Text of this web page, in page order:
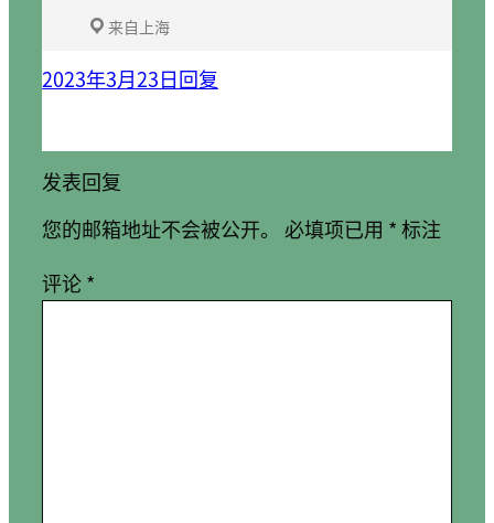
来自上海
2023年3月23日回复
发表回复
您的邮箱地址不会被公开。
必填项已用 *标注
评论*